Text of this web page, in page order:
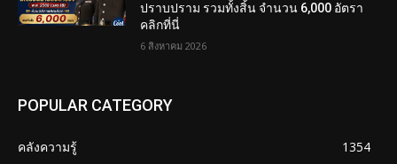
ปราบปราม รวมทั้งสิ้น จำนวน 6,000 อัตรา
คลิกที่นี่
6 สิงหาคม 2026
POPULAR CATEGORY
คลังความรู้
1354